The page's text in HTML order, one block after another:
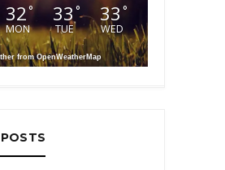
32°
MON
33°
TUE
33 °
WED
from OpenWeatherMap